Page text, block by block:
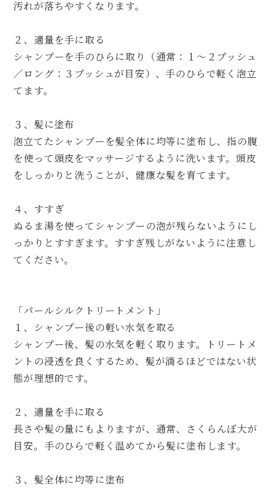
汚れが落ちやすくなります。
２、適量を手に取る
シャンプーを手のひらに取り（通常：１～２プッシュ
／ロング：３プッシュが目安）、手のひらで軽く泡立
てます。
３、髪に塗布
泡立てたシャンプーを髪全体に均等に塗布し、指の腹
を使って頭皮をマッサージするように洗います。頭皮
をしっかりと洗うことが、健康な髪を育てます。
４、すすぎ
ぬるま湯を使ってシャンプーの泡が残らないようにし
っかりとすすぎます。すすぎ残しがないように注意し
てください。
「パールシルクトリートメント」
１、シャンプー後の軽い水気を取る
シャンプー後、髪の水気を軽く取ります。トリートメ
ントの浸透を良くするため、髪が滴るほどではない状
態が理想的です。
２、適量を手に取る
長さや髪の量にもよりますが、通常、さくらんぼ大が
目安。手のひらで軽く温めてから髪に塗布します。
３、髪全体に均等に塗布